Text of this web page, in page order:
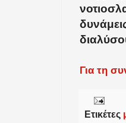
Για τη
Ετικέτες